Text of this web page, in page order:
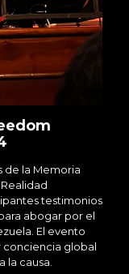
de la Memoria
testimonios
abogar por el
El evento
conciencia global
la causa.